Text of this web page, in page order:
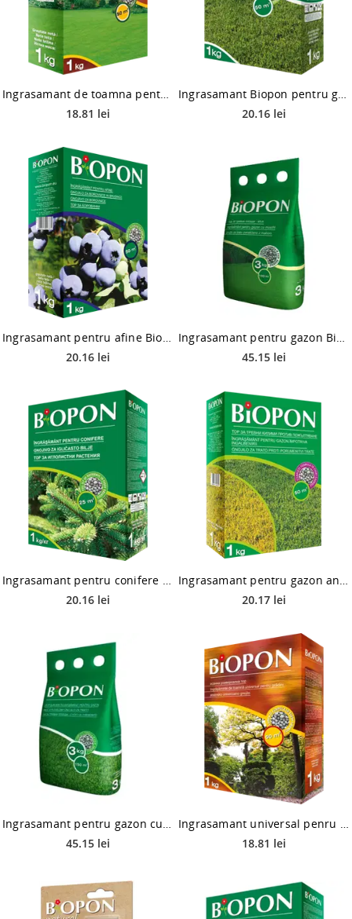
18.81 lei
20.16 lei
20.16 lei
45.15 lei
Ingrasamant pentru conifere Biopon, 1 L
20.16 lei
Ingrasamant pentru gazon antiingalbenire Biopon, raport NPK, 1 kg
20.17 lei
Ingrasamant pentru gazon cu buruieni Biopon, 3 kg
45.15 lei
Ingrasamant universal penru toamna Biopon, 1 kg
18.81 lei